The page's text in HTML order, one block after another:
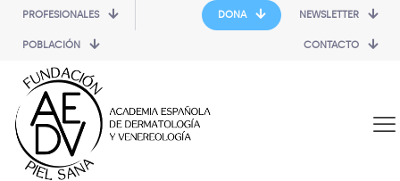
PROFESIONALES
POBLACIÓN
DONA NEWSLETTER
CONTACTO